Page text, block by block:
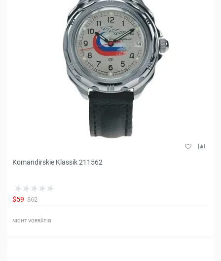
Komandirskie Klassik 211562
$59 $62
NICHT VORRÄTIG